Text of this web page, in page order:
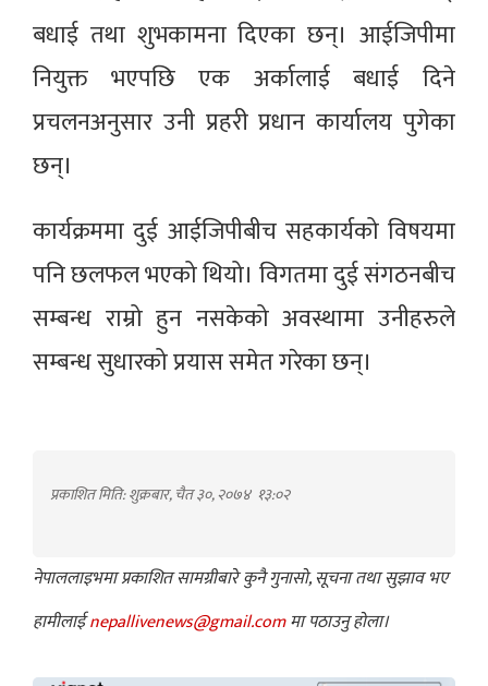
बधाई तथा शुभकामना दिएका छन्। आईजिपीमा
नियुक्त भएपछि एक अर्कालाई बधाई दिने
प्रचलनअनुसार उनी प्रहरी प्रधान कार्यालय पुगेका
छन्।
कार्यक्रममा दुई आईजिपीबीच सहकार्यको विषयमा
पनि छलफल भएको थियो। विगतमा दुई संगठनबीच
सम्बन्ध राम्रो हुन नसकेको अवस्थामा उनीहरुले
सम्बन्ध सुधारको प्रयास समेत गरेका छन्।
प्रकाशित मिति: शुक्रबार, चैत ३०, २०७४ १३:०२
नेपाललाइभमा प्रकाशित सामग्रीबारे कुनै गुनासो, सूचना तथा सुझाव भए
हामीलाईnepallivenews@gmail.comमा पठाउनु होला।